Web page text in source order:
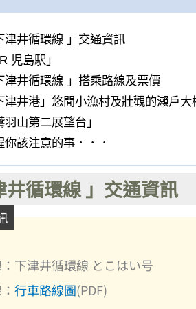
津井循環線 」交通資訊
児島駅」
津井循環線 」搭乘路線及票價
津井港」悠閒小漁村及壯觀的瀨戶大
羽山第二展望台」
你該注意的事．．．
井循環線」交通資訊
津井循環線 とこはい号
行車路線圖(PDF)